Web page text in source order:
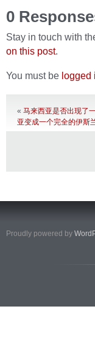
0
Stay in touch with
on this post.
You must be logged
« 马来西亚是否出现了
亚变成一个完全的伊斯
Proudly powered by